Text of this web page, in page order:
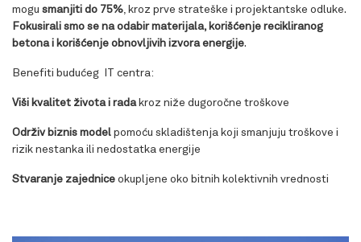
mogu smanjiti do 75%, kroz prve strateške i projektantske odluke.
Fokusirali smo se na odabir materijala, korišćenje recikliranog
betona i korišćenje obnovljivih izvora energije.
Benefiti budućeg IT centra:
Viši kvalitet života i radakroz niže dugoročne troškove
Održiv biznis model pomoću skladištenja koji smanjuju troškove i
rizik nestanka ili nedostatka energije
Stvaranje zajednice okupljene oko bitnih kolektivnih vrednosti